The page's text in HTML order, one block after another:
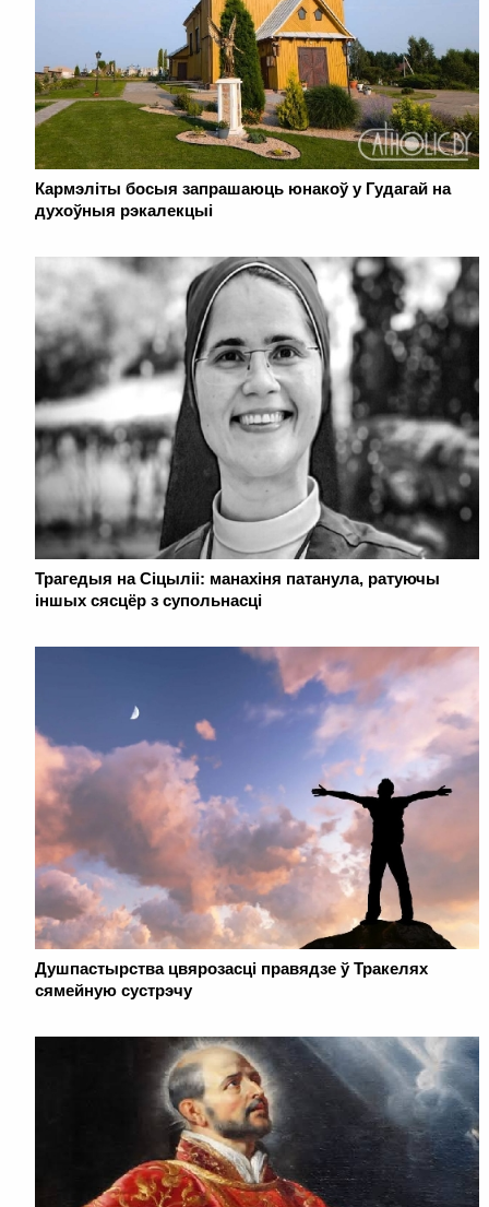
Кармэліты босыя запрашаюць юнакоў у Гудагай на
духоўныя рэкалекцыі
Трагедыя на Сіцыліі: манахіня патанула, ратуючы
іншых сясцёр з супольнасці
Душпастырства цвярозасці правядзе ў Тракелях
сямейную сустрэчу